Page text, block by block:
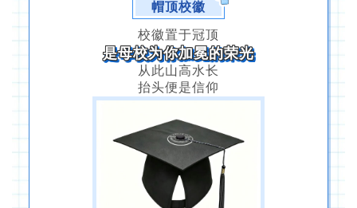
帽顶校徽
校徽置于冠顶
是母校为你加冕的荣光
从此山高水长
抬头便是信仰